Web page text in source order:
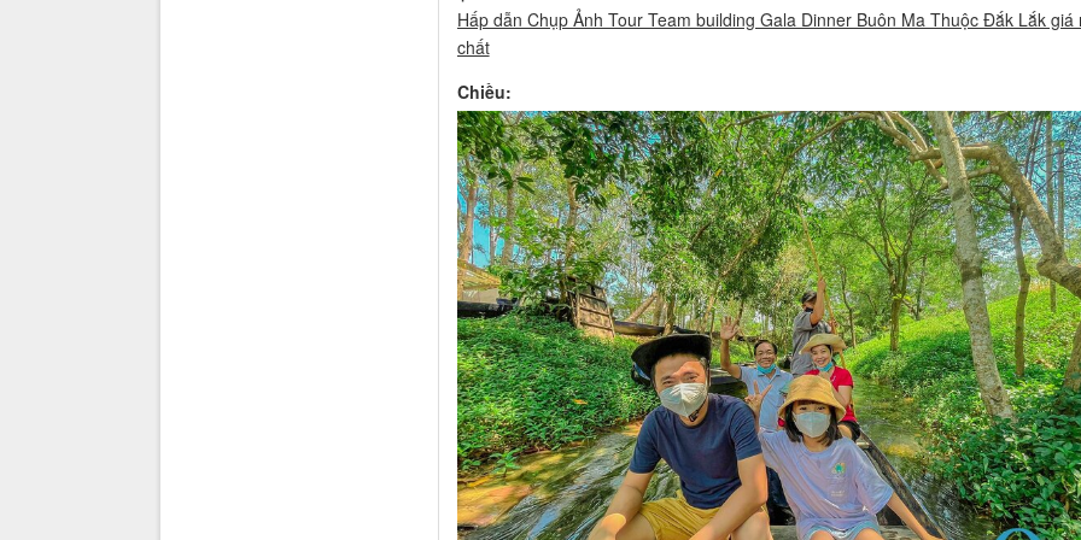
Hấp dẫn Chụp Ảnh Tour Team building Gala Dinner Buôn Ma Thuộc Đắk Lắk giá
chất
Chiều: